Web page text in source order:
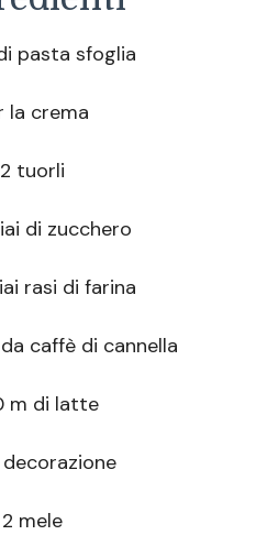
pasta sfoglia
la crema
2 tuorli
di zucchero
rasi di farina
caffè di cannella
m di latte
decorazione
2 mele